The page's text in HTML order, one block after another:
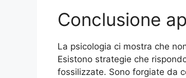
Conclusione
La psicologia ci mostra che
Esistono strategie che
fossilizzate. Sono forgiate da